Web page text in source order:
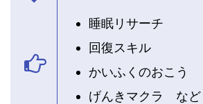
睡眠リサーチ
回復スキル
かいふくのおこう
げんきマクラ など